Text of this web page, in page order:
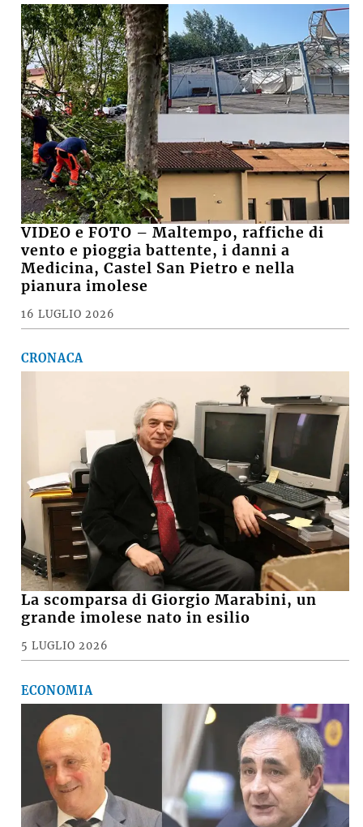
VIDEO e FOTO – Maltempo, raffiche di
vento e pioggia battente, i danni a
Medicina, Castel San Pietro e nella
pianura imolese
16 LUGLIO 2026
CRONACA
La scomparsa di Giorgio Marabini, un
grande imolese nato in esilio
5 LUGLIO 2026
ECONOMIA